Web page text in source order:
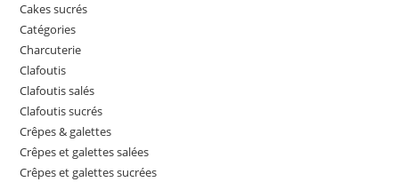
Cakes sucrés
Catégories
Charcuterie
Clafoutis
Clafoutis salés
Clafoutis sucrés
Crêpes & galettes
Crêpes et galettes salées
Crêpes et galettes sucrées